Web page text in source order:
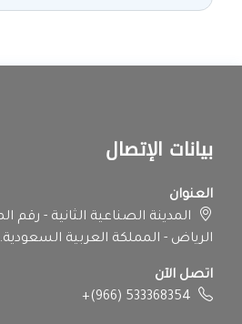
بيانات الإتصال
العنوان
الرياض - المملكة العربية السعودية.
اتصل الآن
+(966) 533368354